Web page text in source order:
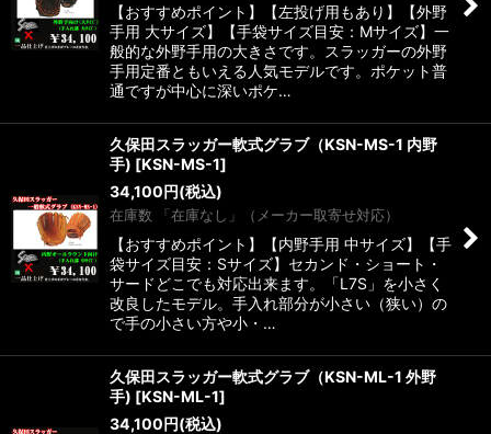
【おすすめポイント】【左投げ用もあり】【外野
手用 大サイズ】【手袋サイズ目安：Mサイズ】一
般的な外野手用の大きさです。スラッガーの外野
手用定番ともいえる人気モデルです。ポケット普
通ですが中心に深いポケ…
久保田スラッガー軟式グラブ（KSN-MS-1 内野
手) [KSN-MS-1]
34,100円(税込)
在庫数 「在庫なし」（メーカー取寄せ対応）
【おすすめポイント】【内野手用 中サイズ】【手
袋サイズ目安：Sサイズ】セカンド・ショート・
サードどこでも対応出来ます。「L7S」を小さく
改良したモデル。手入れ部分が小さい（狭い）の
で手の小さい方や小・…
久保田スラッガー軟式グラブ（KSN-ML-1 外野
手) [KSN-ML-1]
34,100円(税込)